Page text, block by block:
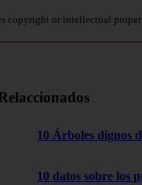
copyright or intellectual
10 Árboles dignos
10 datos sobre los